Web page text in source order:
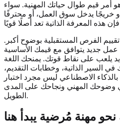
أمر قيم طوال حياتك المهنية. سواء
خريجًا يدخل سوق العمل، أو محترفًا
الفرص المستقبلية بوضوح أكبر.
جديد يتوافق مع قيمك الأساسية
يلعب على نقاط قوتك. يمنحك اللغة
السير الذاتية، وخطابات التقديم،
بالذكاء الاصطناعي ليس مجرد اختبار
وضوحك المهني ونجاحك على المدى
الطويل.
مهنة مُرضية يبدأ هنا